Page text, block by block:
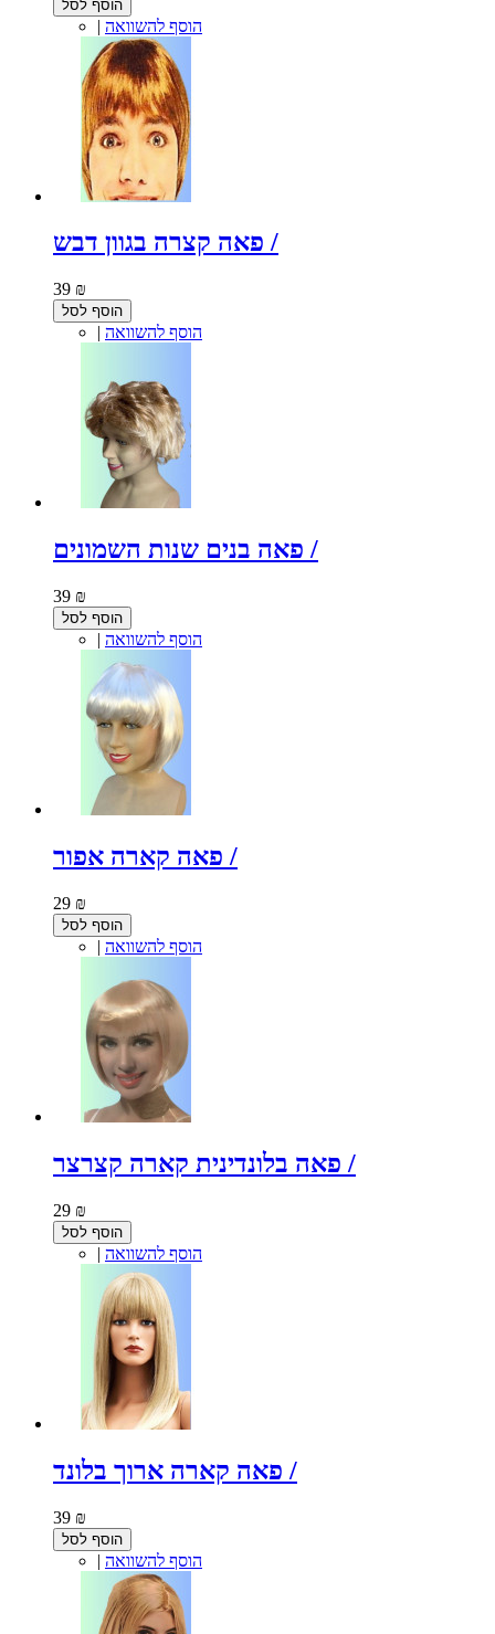
הוסף לסל
| הוסף להשוואה
פאה קצרה בגוון דבש /
39 ₪
הוסף לסל
| הוסף להשוואה
פאה בנים שנות השמונים /
39 ₪
הוסף לסל
| הוסף להשוואה
פאה קארה אפור /
29 ₪
הוסף לסל
| הוסף להשוואה
פאה בלונדינית קארה קצרצר /
29 ₪
הוסף לסל
| הוסף להשוואה
פאה קארה ארוך בלונד /
39 ₪
הוסף לסל
| הוסף להשוואה